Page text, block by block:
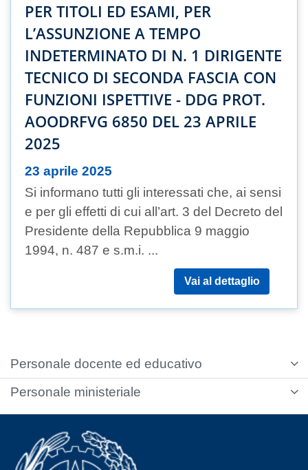
PER TITOLI ED ESAMI, PER
L’ASSUNZIONE A TEMPO
INDETERMINATO DI N. 1 DIRIGENTE
TECNICO DI SECONDA FASCIA CON
FUNZIONI ISPETTIVE - DDG PROT.
AOODRFVG 6850 DEL 23 APRILE
2025
23 aprile 2025
Si informano tutti gli interessati che, ai sensi
e per gli effetti di cui all’art. 3 del Decreto del
Presidente della Repubblica 9 maggio
1994, n. 487 e s.m.i. ...
Vai al dettaglio
Personale docente ed educativo
Personale ministeriale